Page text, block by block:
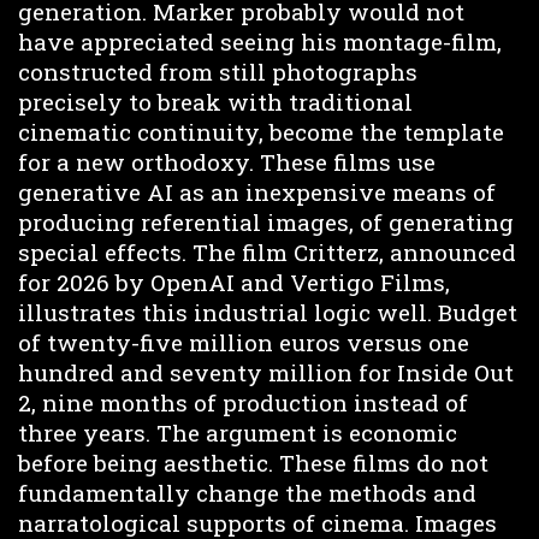
generation. Marker probably would not
have appreciated seeing his montage-film,
constructed from still photographs
precisely to break with traditional
cinematic continuity, become the template
for a new orthodoxy. These films use
generative AI as an inexpensive means of
producing referential images, of generating
special effects. The film Critterz, announced
for 2026 by OpenAI and Vertigo Films,
illustrates this industrial logic well. Budget
of twenty-five million euros versus one
hundred and seventy million for Inside Out
2, nine months of production instead of
three years. The argument is economic
before being aesthetic. These films do not
fundamentally change the methods and
narratological supports of cinema. Images